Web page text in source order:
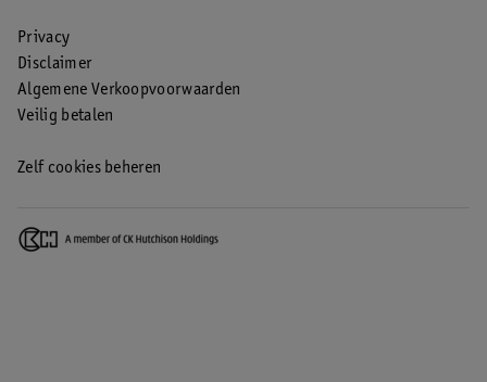
Privacy
Disclaimer
Algemene Verkoopvoorwaarden
Veilig betalen
Zelf cookies beheren